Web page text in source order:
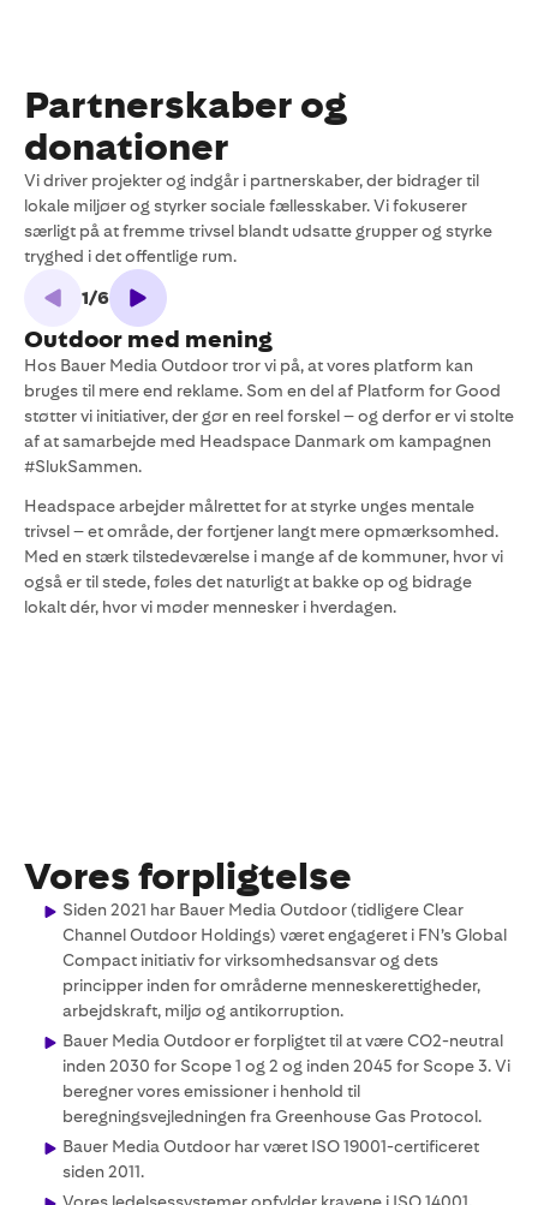
Partnerskaber og
donationer
Vi driver projekter og indgår i partnerskaber, der bidrager til
lokale miljøer og styrker sociale fællesskaber. Vi fokuserer
særligt på at fremme trivsel blandt udsatte grupper og styrke
tryghed i det offentlige rum.
1/6
Outdoor med mening
Hos Bauer Media Outdoor tror vi på, at vores platform kan
bruges til mere end reklame. Som en del af Platform for Good
støtter vi initiativer, der gør en reel forskel – og derfor er vi stolte
af at samarbejde med Headspace Danmark om kampagnen
#SlukSammen.
Headspace arbejder målrettet for at styrke unges mentale
trivsel – et område, der fortjener langt mere opmærksomhed.
Med en stærk tilstedeværelse i mange af de kommuner, hvor vi
også er til stede, føles det naturligt at bakke op og bidrage
lokalt dér, hvor vi møder mennesker i hverdagen.
Vores forpligtelse
Siden 2021 har Bauer Media Outdoor (tidligere Clear
Channel Outdoor Holdings) været engageret i FN’s Global
Compact initiativ for virksomhedsansvar og dets
principper inden for områderne menneskerettigheder,
arbejdskraft, miljø og antikorruption.
Bauer Media Outdoor er forpligtet til at være CO2-neutral
inden 2030 for Scope 1 og 2 og inden 2045 for Scope 3. Vi
beregner vores emissioner i henhold til
beregningsvejledningen fra Greenhouse Gas Protocol.
Bauer Media Outdoor har været ISO 19001-certificeret
siden 2011.